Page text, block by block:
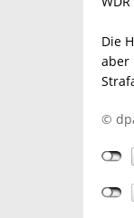
Die
aber
©